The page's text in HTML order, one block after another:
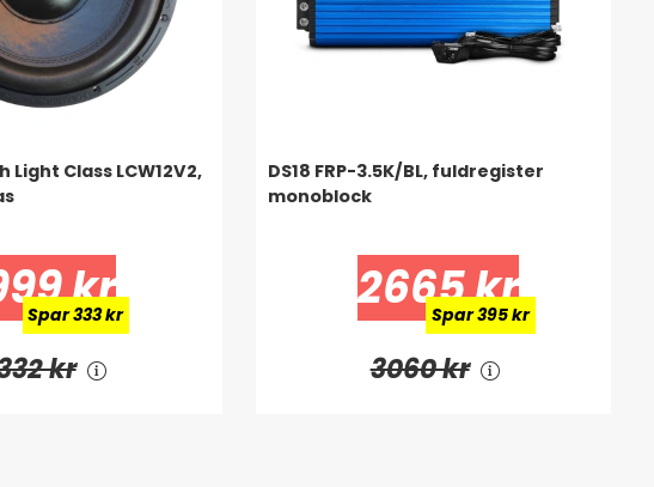
Light Class LCW12V2,
kr
Spar 333 kr
kr
DS18 FRP-3.5K/BL, fuldregister
monoblock
2665 kr
Spar 395 kr
3060 kr